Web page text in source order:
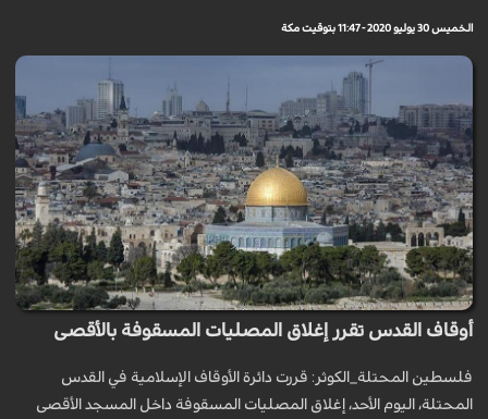
الخميس 30 يوليو 2020 - 11:47 بتوقيت مكة
أوقاف القدس تقرر إغلاق المصليات المسقوفة بالأقصى
فلسطين المحتلة_الكوثر: قررت دائرة الأوقاف الإسلامية في القدس
المحتلة، اليوم الأحد، إغلاق المصليات المسقوفة داخل المسجد الأقصى